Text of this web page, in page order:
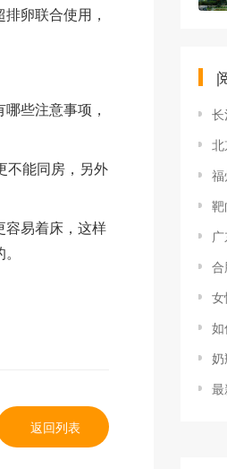
卵联合使用，
些注意事项，
不能同房，另外
容易着床，这样
返回列表
长
北
福
广
合
女
如
奶
最